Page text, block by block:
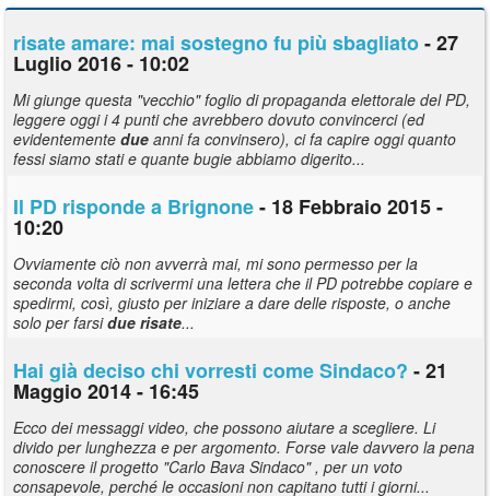
risateamare: mai sostegno fu più sbagliato- 27
Luglio 2016 - 10:02
Mi giunge questa "vecchio" foglio di propaganda elettorale del PD,
leggere oggi i 4 punti che avrebbero dovuto convincerci (ed
evidentemente due anni fa convinsero), ci fa capire oggi quanto
fessi siamo stati e quante bugie abbiamo digerito...
Il PD risponde a Brignone- 18 Febbraio 2015 -
10:20
Ovviamente ciò non avverrà mai, mi sono permesso per la
seconda volta di scrivermi una lettera che il PD potrebbe copiare e
spedirmi, così, giusto per iniziare a dare delle risposte, o anche
solo per farsidue risate...
Hai già deciso chi vorresti come Sindaco? - 21
Maggio 2014 - 16:45
Ecco dei messaggi video, che possono aiutare a scegliere. Li
divido per lunghezza e per argomento. Forse vale davvero la pena
conoscere il progetto "Carlo Bava Sindaco" , per un voto
consapevole, perché le occasioni non capitano tutti i giorni...